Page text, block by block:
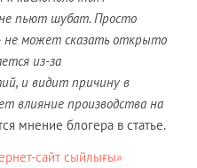
пьют шубат. Просто
не может сказать открыто
из-за
и видит причину в
влияние производства на
мнение блогера в статье.
сайт сыйлығы»